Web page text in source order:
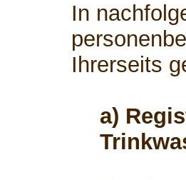
In
Ihrerseits
a)